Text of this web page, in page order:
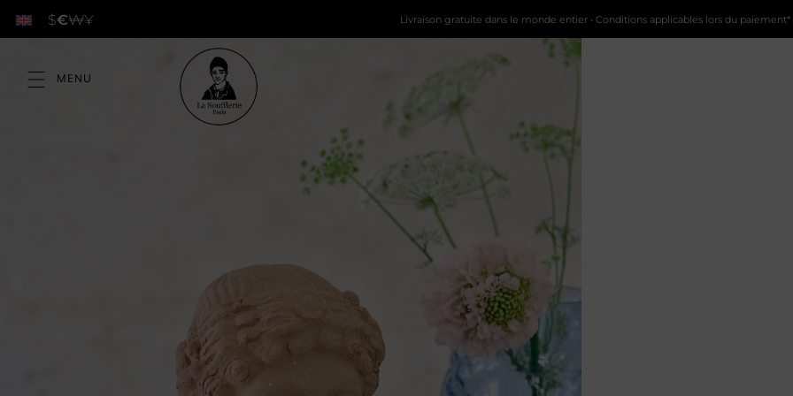
$€₩¥ Livraison gratuite dans le monde entier • Conditions applicables lors du paiement*